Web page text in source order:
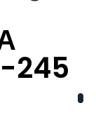
245